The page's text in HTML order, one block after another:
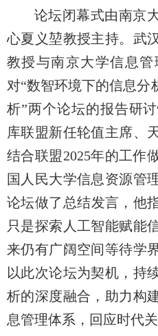
论坛闭幕式由南京
心夏义堃教授主持。武
教授与南京大学信息
对“数智环境下的信息分
析”两个论坛的报告研
库联盟新任轮值主席、
结合联盟2025年的工作
国人民大学信息资源管
论坛做了总结发言，他
只是探索人工智能赋能
来仍有广阔空间等待学
以此次论坛为契机，持
析的深度融合，助力构
息管理体系，回应时代